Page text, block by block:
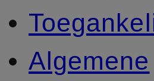
Algemene